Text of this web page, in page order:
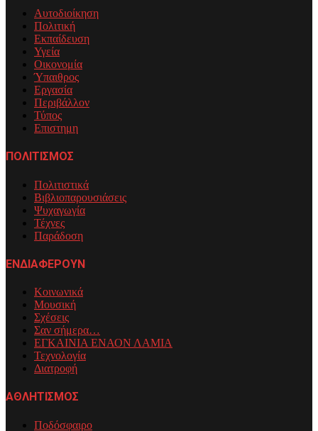
Αυτοδιοίκηση
Πολιτική
Εκπαίδευση
Υγεία
Οικονομία
Ύπαιθρος
Εργασία
Περιβάλλον
Τύπος
Επιστημη
ΠΟΛΙΤΙΣΜΟΣ
Πολιτιστικά
Βιβλιοπαρουσιάσεις
Ψυχαγωγία
Τέχνες
Παράδοση
ΕΝΔΙΑΦΕΡΟΥΝ
Κοινωνικά
Μουσική
Σχέσεις
Σαν σήμερα…
ΕΓΚΑΙΝΙΑ ΕΝΑΟΝ ΛΑΜΙΑ
Τεχνολογία
Διατροφή
ΑΘΛΗΤΙΣΜΟΣ
Ποδόσφαιρο